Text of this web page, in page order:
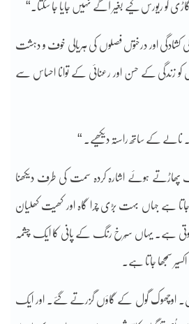
کو ریورس کیے بغیر آگے نہیں جایا جا سکتا۔“
اور درختوں فصلوں کی ہریالی خوف و دہشت
زندگی کے حسن اور رعنائی کے توانا احساس سے
نالے کے ساتھ راستہ دیکھیے۔ “
پھاڑتے ہوئے اشارہ کردہ سمت کی طرف دیکھنا
ہے جہاں بہت بڑی چرا گاہ اور کھیت کھلیان
ہوتی ہے۔ یہاں سُرخ رنگ کے پانی کا ایک چشمہ
سمجھا جاتا ہے۔
اوچھوک گول کے گاؤں گزرتے گئے۔ اور ایک